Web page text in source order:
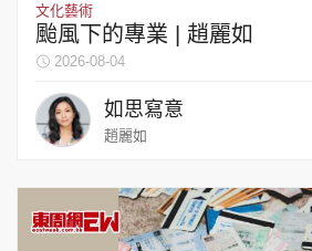
文化藝術
颱風下的專業 | 趙麗如
2026-08-04
如思寫意
趙麗如